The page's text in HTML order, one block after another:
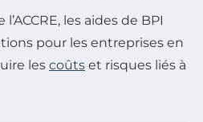
les aides de BPI
pour les entreprises en
les coûts et risques liés à